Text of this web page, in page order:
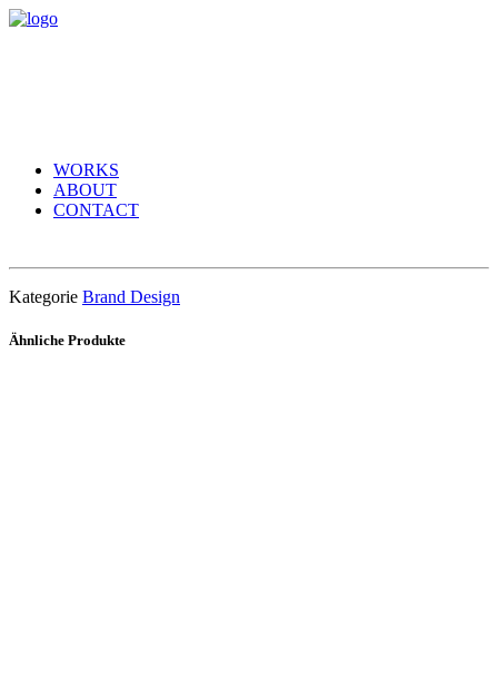
WORKS
ABOUT
CONTACT
Kategorie Brand Design
Ähnliche Produkte